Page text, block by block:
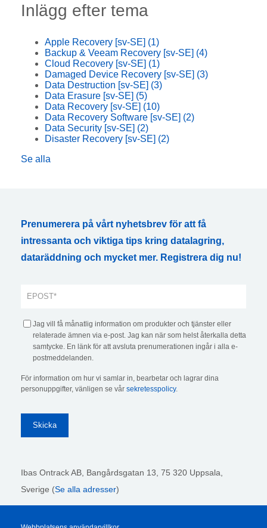
Inlägg efter tema
Apple Recovery [sv-SE] (1)
Backup & Veeam Recovery [sv-SE] (4)
Cloud Recovery [sv-SE] (1)
Damaged Device Recovery [sv-SE] (3)
Data Destruction [sv-SE] (3)
Data Erasure [sv-SE] (5)
Data Recovery [sv-SE] (10)
Data Recovery Software [sv-SE] (2)
Data Security [sv-SE] (2)
Disaster Recovery [sv-SE] (2)
Se alla
Prenumerera på vårt nyhetsbrev för att få
intressanta och viktiga tips kring datalagring,
dataräddning och mycket mer. Registrera dig nu!
Jag vill få månatlig information om produkter och tjänster eller
relaterade ämnen via e-post. Jag kan när som helst återkalla detta
samtycke. En länk för att avsluta prenumerationen ingår i alla e-
postmeddelanden.
För information om hur vi samlar in, bearbetar och lagrar dina
personuppgifter, vänligen se vår sekretesspolicy.
Ibas Ontrack AB, Bangårdsgatan 13, 75 320 Uppsala,
Sverige (Se alla adresser)